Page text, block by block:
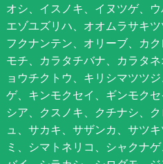
オシ、イスノキ、イヌツゲ、ウ
エゾユズリハ、オオムラサキ
フクナンテン、オリーブ、カ
モチ、カラタチバナ、カラタ
ョウチクトウ、キリシマツツ
ゲ、キンモクセイ、ギンモク
シア、クスノキ、クチナシ、
ュ、サカキ、サザンカ、サツ
ミ、シマトネリコ、シャクナ